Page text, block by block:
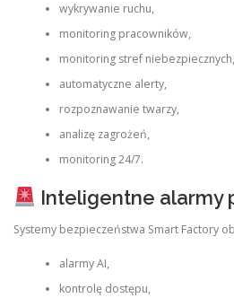
wykrywanie ruchu,
monitoring pracowników,
monitoring stref niebezpiecznych,
automatyczne alerty,
rozpoznawanie twarzy,
analizę zagrożeń,
monitoring 24/7.
Inteligentne alarmy
Systemy bezpieczeństwa Smart Factory
alarmy AI,
kontrolę dostępu,